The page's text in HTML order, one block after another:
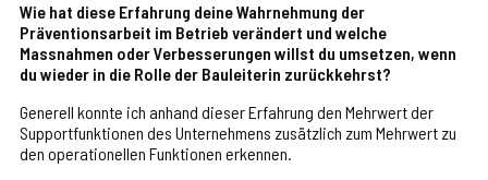
Wie hat diese Erfahrung deine Wahrnehmung der
Präventionsarbeit im Betrieb verändert und welche
Massnahmen oder Verbesserungen willst du umsetzen, wenn
du wieder in die Rolle der Bauleiterin zurückkehrst?
Generell konnte ich anhand dieser Erfahrung den Mehrwert der
Supportfunktionen des Unternehmens zusätzlich zum Mehrwert zu
den operationellen Funktionen erkennen.